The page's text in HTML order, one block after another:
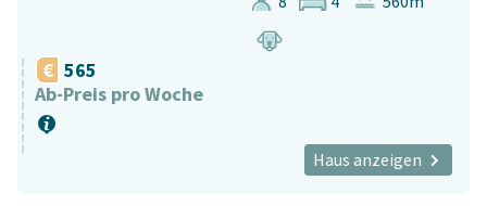
565
Ab-Preis pro Woche
Haus anzeigen